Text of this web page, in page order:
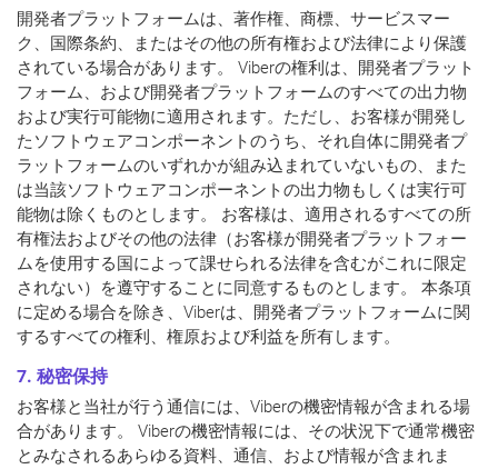
開発者プラットフォームは、著作権、商標、サービスマー
ク、国際条約、またはその他の所有権および法律により保護
されている場合があります。 Viberの権利は、開発者プラット
フォーム、および開発者プラットフォームのすべての出力物
および実行可能物に適用されます。ただし、お客様が開発し
たソフトウェアコンポーネントのうち、それ自体に開発者プ
ラットフォームのいずれかが組み込まれていないもの、また
は当該ソフトウェアコンポーネントの出力物もしくは実行可
能物は除くものとします。 お客様は、適用されるすべての所
有権法およびその他の法律（お客様が開発者プラットフォー
ムを使用する国によって課せられる法律を含むがこれに限定
されない）を遵守することに同意するものとします。 本条項
に定める場合を除き、Viberは、開発者プラットフォームに関
するすべての権利、権原および利益を所有します。
7. 秘密保持
お客様と当社が行う通信には、Viberの機密情報が含まれる場
合があります。 Viberの機密情報には、その状況下で通常機密
とみなされるあらゆる資料、通信、および情報が含まれま